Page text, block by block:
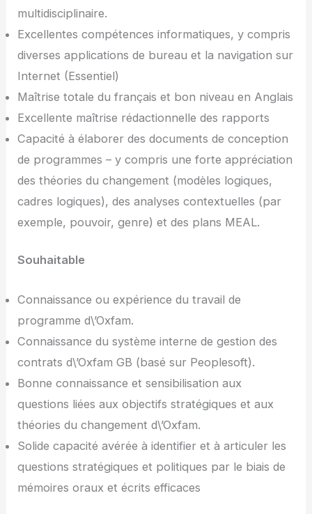
multidisciplinaire.
Excellentes compétences informatiques, y compris
diverses applications de bureau et la navigation sur
Internet (Essentiel)
Maîtrise totale du français et bon niveau en Anglais
Excellente maîtrise rédactionnelle des rapports
Capacité à élaborer des documents de conception
de programmes – y compris une forte appréciation
des théories du changement (modèles logiques,
cadres logiques), des analyses contextuelles (par
exemple, pouvoir, genre) et des plans MEAL.
Souhaitable
Connaissance ou expérience du travail de
programme d\’Oxfam.
Connaissance du système interne de gestion des
contrats d\’Oxfam GB (basé sur Peoplesoft).
Bonne connaissance et sensibilisation aux
questions liées aux objectifs stratégiques et aux
théories du changement d\’Oxfam.
Solide capacité avérée à identifier et à articuler les
questions stratégiques et politiques par le biais de
mémoires oraux et écrits efficaces